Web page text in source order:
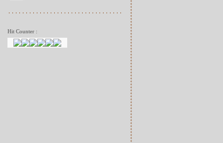
Hit Counter :